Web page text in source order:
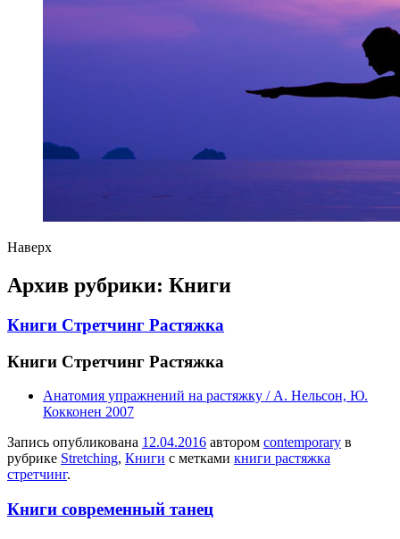
Наверх
Архив рубрики: Книги
Книги Стретчинг Растяжка
Книги Стретчинг Растяжка
Анатомия упражнений на растяжку / А. Нельсон, Ю.
Кокконен 2007
Запись опубликована 12.04.2016 автором contemporary в
рубрике Stretching, Книги с метками книги растяжка
стретчинг.
Книги современный танец